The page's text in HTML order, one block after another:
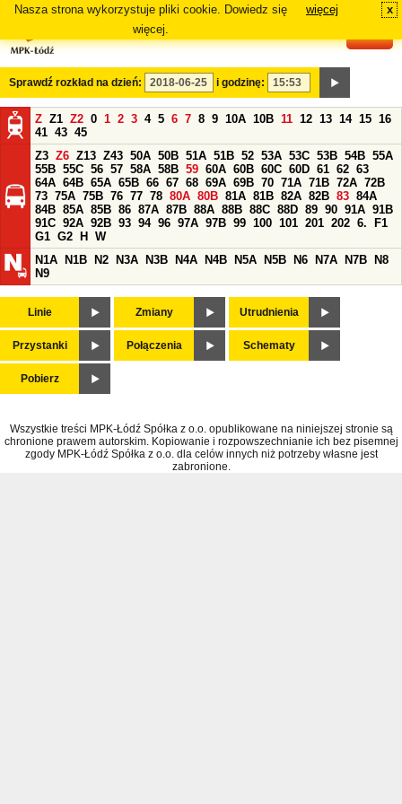
Nasza strona wykorzystuje pliki cookie. Dowiedz się
więcej.
więcej x
Sprawdź rozkład na dzień: i godzinę:
Z Z1 Z2 0 1 2 3 4 5 6 7 8 9 10A 10B 11 12 13 14 15 16
41 43 45
Z3 Z6 Z13 Z43 50A 50B 51A 51B 52 53A 53C 53B 54B 55A
55B 55C 56 57 58A 58B 59 60A 60B 60C 60D 61 62 63
64A 64B 65A 65B 66 67 68 69A 69B 70 71A 71B 72A 72B
73 75A 75B 76 77 78 80A 80B 81A 81B 82A 82B 83 84A
84B 85A 85B 86 87A 87B 88A 88B 88C 88D 89 90 91A 91B
91C 92A 92B 93 94 96 97A 97B 99 100 101 201 202 6.
F1
G1 G2 H
W
N1A
N1B N2 N3A N3B N4A N4B N5A N5B N6 N7A N7B
N8
N9
Linie Zmiany Utrudnienia
Przystanki Połączenia Schematy
Pobierz
Wszystkie treści MPK-Łódź Spółka z o.o. opublikowane na niniejszej stronie są
chronione prawem autorskim. Kopiowanie i rozpowszechnianie ich bez pisemnej
zgody MPK-Łódź Spółka z o.o. dla celów innych niż potrzeby własne jest
zabronione.